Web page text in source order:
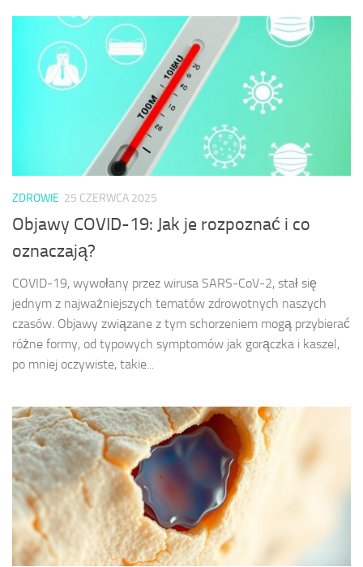
ZDROWIE 25 CZERWCA 2025
Objawy COVID-19: Jak je rozpoznać i co
oznaczają?
COVID-19, wywołany przez wirusa SARS-CoV-2, stał się
jednym z najważniejszych tematów zdrowotnych naszych
czasów. Objawy związane z tym schorzeniem mogą przybierać
różne formy, od typowych symptomów jak gorączka i kaszel,
po mniej oczywiste, takie...